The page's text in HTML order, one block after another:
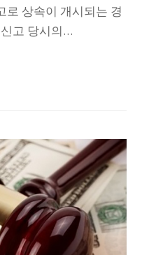
로 상속이 개시되는 경
고 당시의…